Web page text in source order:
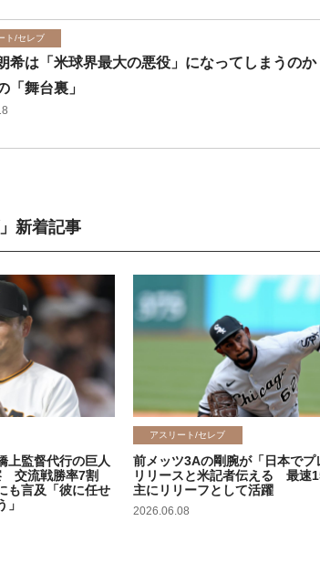
ト/セレブ
希は「米球界最大の悪役」になってしまう
「舞台裏」
新着記事
上監督代行の巨人
交流戦勝率7割
も言及「彼に任せ
」
アスリート/セレブ
前メッツ3Aの剛腕が「日本でプ
リリースと米記者伝える 最速
主にリリーフとして活躍
2026.06.08